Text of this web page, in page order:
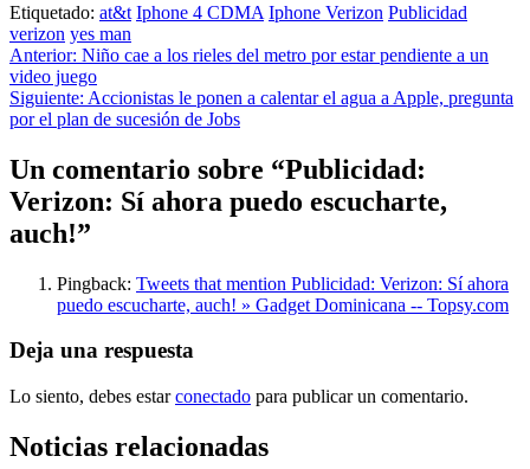
Etiquetado: at&t Iphone 4 CDMA Iphone Verizon Publicidad
verizon yes man
Navegación
de
entradas
Anterior: Niño cae a los rieles del metro por estar pendiente a un
video juego
Siguiente: Accionistas le ponen a calentar el agua a Apple, pregunta
por el plan de sucesión de Jobs
Un comentario sobre “Publicidad:
Verizon: Sí ahora puedo escucharte,
auch!”
Pingback: Tweets that mention Publicidad: Verizon: Sí ahora
puedo escucharte, auch! » Gadget Dominicana -- Topsy.com
Deja una respuesta
Lo siento, debes estarconectado para publicar un comentario.
Noticias relacionadas